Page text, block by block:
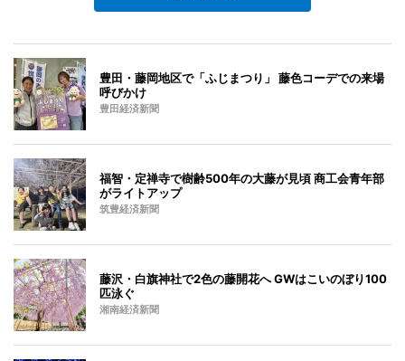
豊田・藤岡地区で「ふじまつり」 藤色コーデでの来場
呼びかけ
豊田経済新聞
福智・定禅寺で樹齢500年の大藤が見頃 商工会青年部
がライトアップ
筑豊経済新聞
藤沢・白旗神社で2色の藤開花へ GWはこいのぼり100
匹泳ぐ
湘南経済新聞